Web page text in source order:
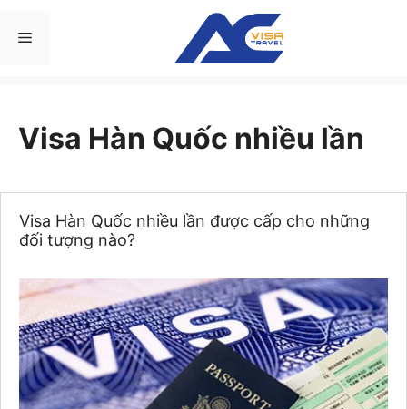
đến Menu
Visa Hàn Quốc nhiều lần
Visa Hàn Quốc nhiều lần được cấp cho những
đối tượng nào?